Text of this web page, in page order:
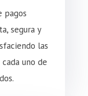
pagos
segura y
las
uno de